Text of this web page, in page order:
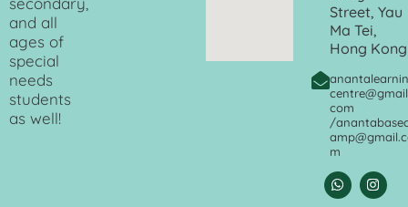
and all
ages of
special
needs
students
as well!
Street, Yau
Ma Tei,
Hong Kong
com
/
m